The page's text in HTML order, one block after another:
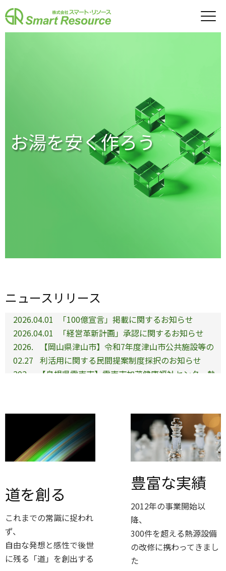
お湯を安く作ろう
ニュースリリース
2026.04.01
「100億宣言」掲載に関するお知らせ
2026.04.01
「経営革新計画」承認に関するお知らせ
2026.
02.27
【岡山県津山市】令和7年度津山市公共施設等の
利活用に関する民間提案制度採択のお知らせ
202
【島根県雲南市】雲南市加茂健康福祉センター熱
2025.06.01 会社合併のお知らせ
2025.05.01
会社合併のお知らせ
2025.04.01 拠点開設のお知らせ
2025.
【富山県射水市】射水市民病院空調等更新事業公
07.11
【富山県射水市】令和5年度公共施設・未利用市
有地等に関する民間提案制度採択のお知らせ
5.28
ポジティブ・インパクト・ファイナンス契約締
結に関するお知らせ
2023.12.28
ウェブサイトをリニューアルしました
2022.0
8.31
ポジティブ・インパクト・ファイナンス契約締
結に関するお知らせ
道を創る
これまでの常識に捉われ
ず、
自由な発想と感性で後世
に残る「道」を創出する
豊富な実績
2012年の事業開始以
降、
300件を超える熱源設備
の改修に携わってきまし
た